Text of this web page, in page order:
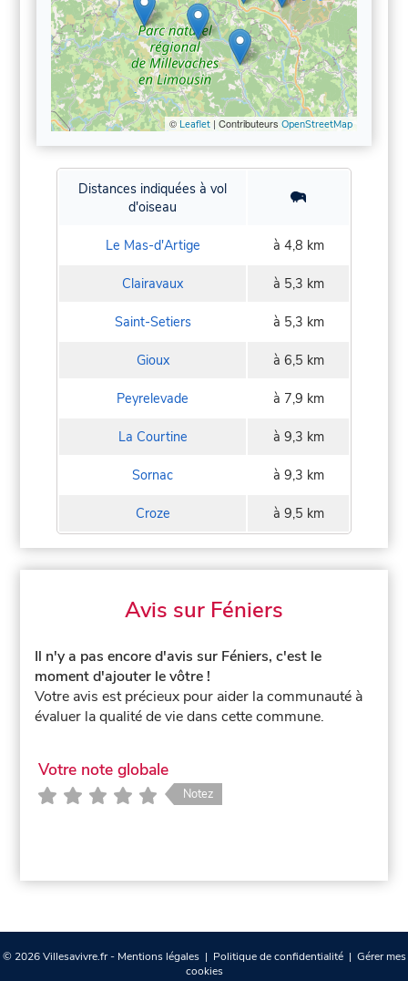
© Leaflet| Contributeurs OpenStreetMap
Distances indiquées à vol
d'oiseau
Le Mas-d'Artige à 4,8 km
Clairavaux à 5,3 km
Saint-Setiers à 5,3 km
Gioux à 6,5 km
Peyrelevade à 7,9 km
La Courtine à 9,3 km
Sornac à 9,3 km
Croze à 9,5 km
Avis sur Féniers
Il n'y a pas encore d'avis sur Féniers, c'est le
moment d'ajouter le vôtre !
Votre avis est précieux pour aider la communauté à
évaluer la qualité de vie dans cette commune.
Votre note globale
Notez
© 2026 Villesavivre.fr - Mentions légales| Politique de confidentialité| Gérer mes
cookies